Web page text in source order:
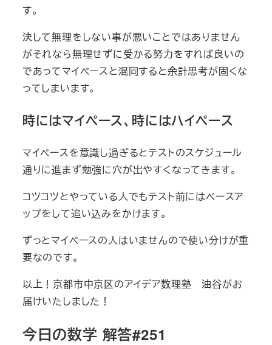
す。
決して無理をしない事が悪いことではありません
がそれなら無理せずに受かる努力をすれば良いの
であってマイペースと混同すると余計思考が固くな
ってしまいます。
時にはマイペース、時にはハイペース
マイペースを意識し過ぎるとテストのスケジュール
通りに進まず勉強に穴が出やすくなってきます。
コツコツとやっている人でもテスト前にはペースア
ップをして追い込みをかけます。
ずっとマイペースの人はいませんので使い分けが重
要なのです。
以上！京都市中京区のアイデア数理塾 油谷がお
届けいたしました！
今日の数学 解答#251